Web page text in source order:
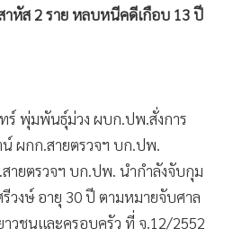
หัส 2 ราย หลบหนีคดีเกือบ 13 ปี
ร์ พุ่มพันธุ์ม่วง ผบก.ปพ.สั่งการ
ผกก.สายตรวจฯ บก.ปพ.
ายตรวจฯ บก.ปพ. นำกำลังจับกุม
งษ์ อายุ 30 ปี ตามหมายจับศาล
วชนและครอบครัว ที่ จ.12/2552